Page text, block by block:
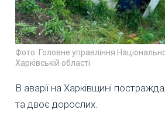
Фото: Головне управління
Харківській області
В аварії на Харківщині
та двоє дорослих.